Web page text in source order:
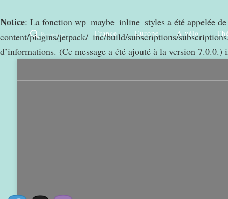
Notice: La fonction wp_maybe_inline_styles a été appelée
content/plugins/jetpack/_inc/build/subscriptions/
d’informations. (Ce message a été ajouté à la version 7.0.0.)
Rechercher France Europe A vélo